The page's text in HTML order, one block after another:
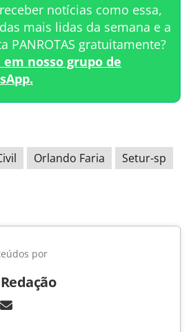
notícias como essa,
mais lidas da semana e a
PANROTAS gratuitamente?
em nosso grupo de
Orlando Faria
Setur-sp
por